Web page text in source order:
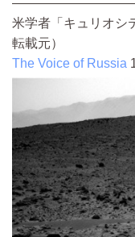
米学者「キュリオシ
転載元）
The Voice of Russia